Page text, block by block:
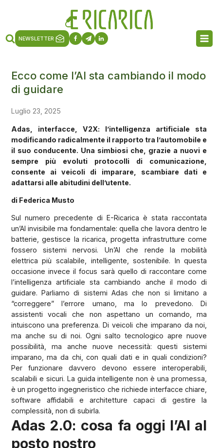
NEWSLETTER
Ecco come l’AI sta cambiando il modo
di guidare
Luglio 23, 2025
Adas, interfacce, V2X: l’intelligenza artificiale sta
modificando radicalmente il rapporto tra l’automobile e
il suo conducente. Una simbiosi che, grazie a nuovi e
sempre più evoluti protocolli di comunicazione,
consente ai veicoli di imparare, scambiare dati e
adattarsi alle abitudini dell’utente.
di Federica Musto
Sul numero precedente di E-Ricarica è stata raccontata
un’AI invisibile ma fondamentale: quella che lavora dentro le
batterie, gestisce la ricarica, progetta infrastrutture come
fossero sistemi nervosi. Un’AI che rende la mobilità
elettrica più scalabile, intelligente, sostenibile. In questa
occasione invece il focus sarà quello di raccontare come
l’intelligenza artificiale sta cambiando anche il modo di
guidare. Parliamo di sistemi Adas che non si limitano a
“correggere” l’errore umano, ma lo prevedono. Di
assistenti vocali che non aspettano un comando, ma
intuiscono una preferenza. Di veicoli che imparano da noi,
ma anche su di noi. Ogni salto tecnologico apre nuove
possibilità, ma anche nuove necessità: questi sistemi
imparano, ma da chi, con quali dati e in quali condizioni?
Per funzionare davvero devono essere interoperabili,
scalabili e sicuri. La guida intelligente non è una promessa,
è un progetto ingegneristico che richiede interfacce chiare,
software affidabili e architetture capaci di gestire la
complessità, non di subirla.
Adas 2.0: cosa fa oggi l’AI al
posto nostro